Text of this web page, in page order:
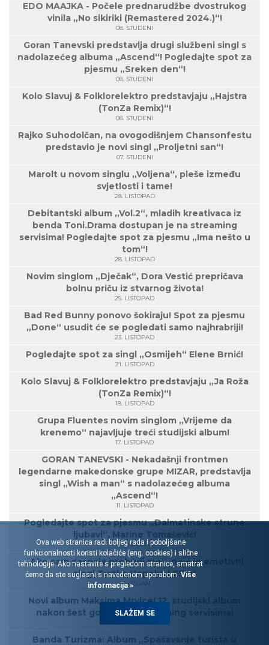
EDO MAAJKA - Počele prednarudžbe dvostrukog
vinila „No sikiriki (Remastered 2024.)“!
08. STUDENI
Goran Tanevski predstavlja drugi službeni singl s
nadolazećeg albuma „Ascend“! Pogledajte spot za
pjesmu „Sreken den“!
08. STUDENI
Kolo Slavuj & Folklorelektro predstavjaju „Hajstra
(TonZa Remix)“!
08. STUDENI
Rajko Suhodolčan, na ovogodišnjem Chansonfestu
predstavio je novi singl „Proljetni san“!
07. STUDENI
Marolt u novom singlu „Voljena“, pleše između
svjetlosti i tame!
28. LISTOPAD
Debitantski album „Vol.2“, mladih kreativaca iz
benda Toni.Drama dostupan je na streaming
servisima! Pogledajte spot za pjesmu „Ima nešto u
tom“!
28. LISTOPAD
Novim singlom „Dječak“, Dora Vestić prepričava
bolnu priču iz stvarnog života!
25. LISTOPAD
Bad Red Bunny ponovo šokiraju! Spot za pjesmu
„Done“ usudit će se pogledati samo najhrabriji!
23. LISTOPAD
Pogledajte spot za singl „Osmijeh“ Elene Brnić!
21. LISTOPAD
Kolo Slavuj & Folklorelektro predstavjaju „Ja Roža
(TonZa Remix)“!
18. LISTOPAD
Grupa Fluentes novim singlom „Vrijeme da
krenemo“ najavljuje treći studijski album!
17. LISTOPAD
GORAN TANEVSKI - Nekadašnji frontmen
legendarne makedonske grupe MIZAR, predstavlja
singl „Wish a man“ s nadolazećeg albuma
„Ascend“!
11. LISTOPAD
Pogledajte spot za pjesmu „Dalmatinske strune
ljubavi“, Marine Tomašević!
10. LISTOPAD
„Ako sam zaspala probudi me“, novi je emotivni
singl Tvrtka Hopeka LES-a!
30. RUJAN
Novi album Maksima Mrvice! 12. studijski album
nakon šest godina, na streaming servisima!
Banda Turizma: Album „Spašavanje turista u
Ova web stranica radi boljeg rada i poboljšane
funkcionalnosti koristi kolačiće (eng. cookies) i slične
tehnologije. Ako nastavite s pregledom stranice, smatrat
ćemo da ste suglasni s navedenom uporabom.Više
informacija »
SLAŽEM SE